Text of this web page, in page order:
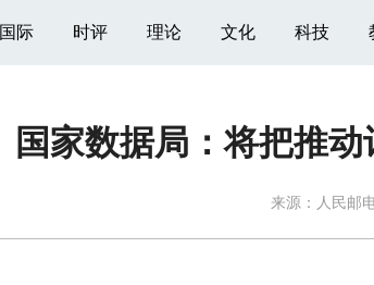
国际 时评 理论 文化 科技
国家数据局：将把推
来源： 人民邮